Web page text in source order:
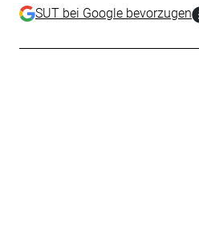
SUT bei Google bevorzugen